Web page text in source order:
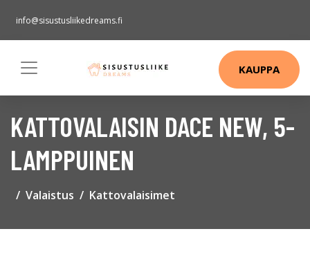
info@sisustusliikedreams.fi
KAUPPA
KATTOVALAISIN DACE NEW, 5-
LAMPPUINEN
Valaistus Kattovalaisimet